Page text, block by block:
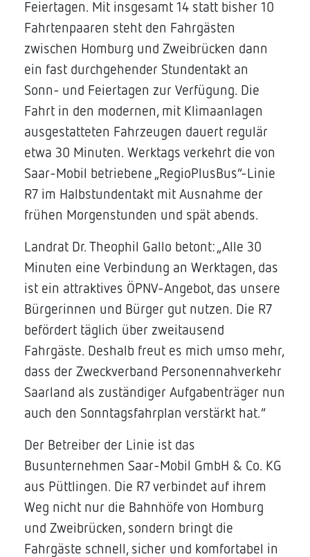
Feiertagen. Mit insgesamt 14 statt bisher 10
Fahrtenpaaren steht den Fahrgästen
zwischen Homburg und Zweibrücken dann
ein fast durchgehender Stundentakt an
Sonn- und Feiertagen zur Verfügung. Die
Fahrt in den modernen, mit Klimaanlagen
ausgestatteten Fahrzeugen dauert regulär
etwa 30 Minuten. Werktags verkehrt die von
Saar-Mobil betriebene „RegioPlusBus“-Linie
R7 im Halbstundentakt mit Ausnahme der
frühen Morgenstunden und spät abends.
Landrat Dr. Theophil Gallo betont: „Alle 30
Minuten eine Verbindung an Werktagen, das
ist ein attraktives ÖPNV-Angebot, das unsere
Bürgerinnen und Bürger gut nutzen. Die R7
befördert täglich über zweitausend
Fahrgäste. Deshalb freut es mich umso mehr,
dass der Zweckverband Personennahverkehr
Saarland als zuständiger Aufgabenträger nun
auch den Sonntagsfahrplan verstärkt hat.“
Der Betreiber der Linie ist das
Busunternehmen Saar-Mobil GmbH & Co. KG
aus Püttlingen. Die R7 verbindet auf ihrem
Weg nicht nur die Bahnhöfe von Homburg
und Zweibrücken, sondern bringt die
Fahrgäste schnell, sicher und komfortabel in